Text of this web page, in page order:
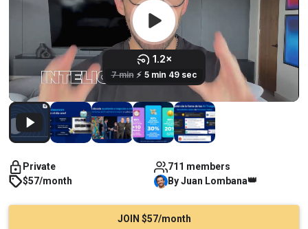
Private
711 members
$57/month
ByJuan Lombana👑
JOIN $57/month